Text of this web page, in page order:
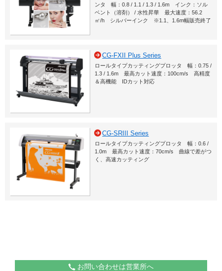
ンタ 幅：0.8 / 1.1 / 1.3 / 1.6m インク：ソル
ベント（溶剤） / 水性昇華 最大速度：56.2
㎡/h シルバーインク ※1.1、1.6m幅販売終了
CG-FXII Plus Series
ロールタイプカッティングプロッタ 幅：0.75 /
1.3 / 1.6m 最高カット速度：100cm/s 高精度
＆高機能 IDカット対応
CG-SRIII Series
ロールタイプカッティングプロッタ 幅：0.6 /
1.0m 最高カット速度：70cm/s 曲線で差がつ
く、高速カッティング
お問い合わせは営業所へ